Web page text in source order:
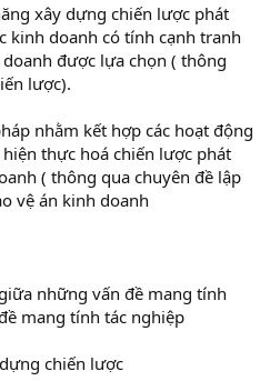
xây dựng chiến lược phát
kinh doanh có tính cạnh tranh
được lựa chọn ( thông
lược).
nhằm kết hợp các hoạt động
thực hoá chiến lược phát
( thông qua chuyên đề lập
vệ án kinh doanh
những vấn đề mang tính
mang tính tác nghiệp
chiến lược